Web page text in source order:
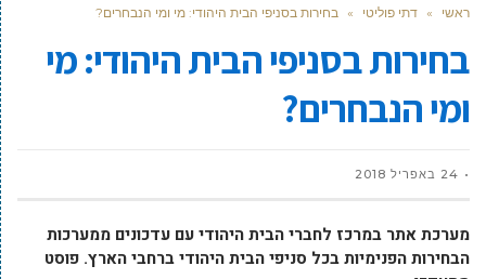
ראשי » דתי פוליטי » בחירות בסניפי הבית היהודי: מי ומי הנבחרים?
בחירות בסניפי הבית היהודי: מי
ומי הנבחרים?
24 באפריל 2018
מערכת אתר במרכז לחברי הבית היהודי עם עדכונים ממערכות
הבחירות הפנימיות בכל סניפי הבית היהודי ברחבי הארץ. פוסט